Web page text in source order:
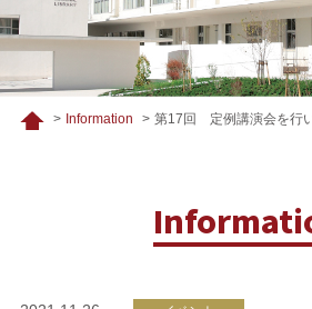
Information 第17回 定例講演会を行い